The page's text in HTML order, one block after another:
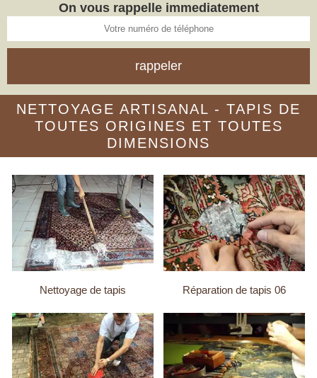
On vous rappelle immediatement
NETTOYAGE ARTISANAL - TAPIS DE
TOUTES ORIGINES ET TOUTES
DIMENSIONS
Nettoyage de tapis Réparation de tapis 06